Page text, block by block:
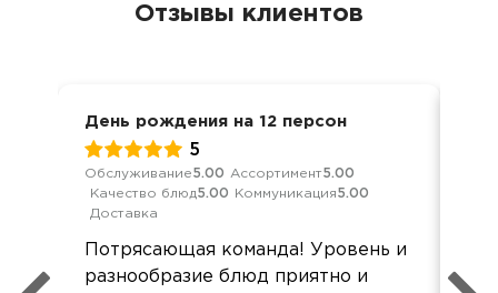
Отзывы клиентов
День рождения на 12 персон
5
Обслуживание5.00 Ассортимент5.00
Качество блюд5.00 Коммуникация5.00
Доставка
Потрясающая команда! Уровень и
разнообразие блюд приятно и